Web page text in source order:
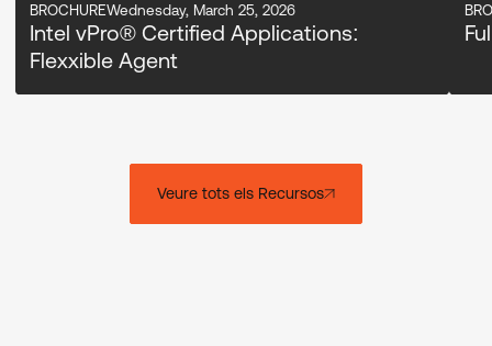
BROCHUREWednesday, March 25, 2026
Intel vPro® Certified Applications:
Flexxible Agent
Veure tots els Recursos